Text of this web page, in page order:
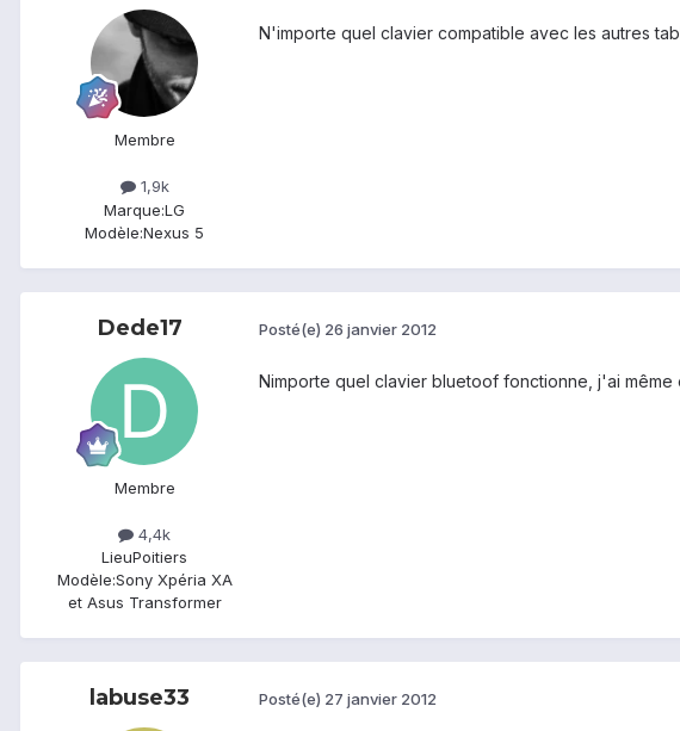
Membre
1,9k
Marque:LG
Modèle:Nexus 5
N'importe quel clavier compatible avec les autres
Dede17
Membre
4,4k
LieuPoitiers
Modèle:Sony Xpéria XA
et Asus Transformer
Posté(e) 26 janvier 2012
Nimporte quel clavier bluetoof fonctionne, j'ai
labuse33 Posté(e) 27 janvier 2012